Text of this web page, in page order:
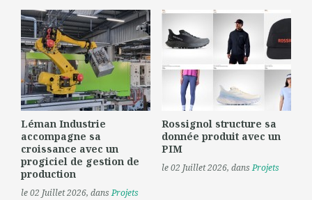
Léman Industrie
accompagne sa
croissance avec un
progiciel de gestion de
production
le 02 Juillet 2026, dansProjets
Rossignol structure sa
donnée produit avec un
PIM
le 02 Juillet 2026, dansProjets